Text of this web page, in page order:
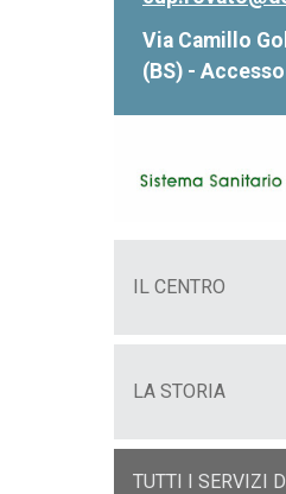
Via Camillo
(BS) -
IL CENTRO
LA STORIA
TUTTI I SERVIZI